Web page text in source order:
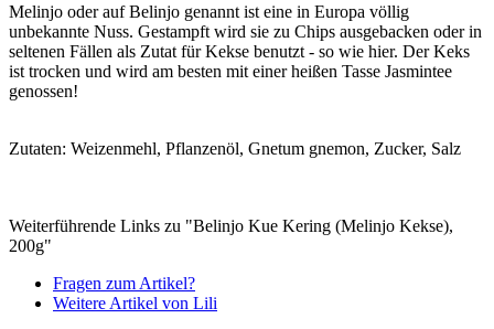
Melinjo oder auf Belinjo genannt ist eine in Europa völlig
unbekannte Nuss. Gestampft wird sie zu Chips ausgebacken oder in
seltenen Fällen als Zutat für Kekse benutzt - so wie hier. Der Keks
ist trocken und wird am besten mit einer heißen Tasse Jasmintee
genossen!
Zutaten: Weizenmehl, Pflanzenöl, Gnetum gnemon, Zucker, Salz
Weiterführende Links zu "Belinjo Kue Kering (Melinjo Kekse),
200g"
Fragen zum Artikel?
Weitere Artikel von Lili